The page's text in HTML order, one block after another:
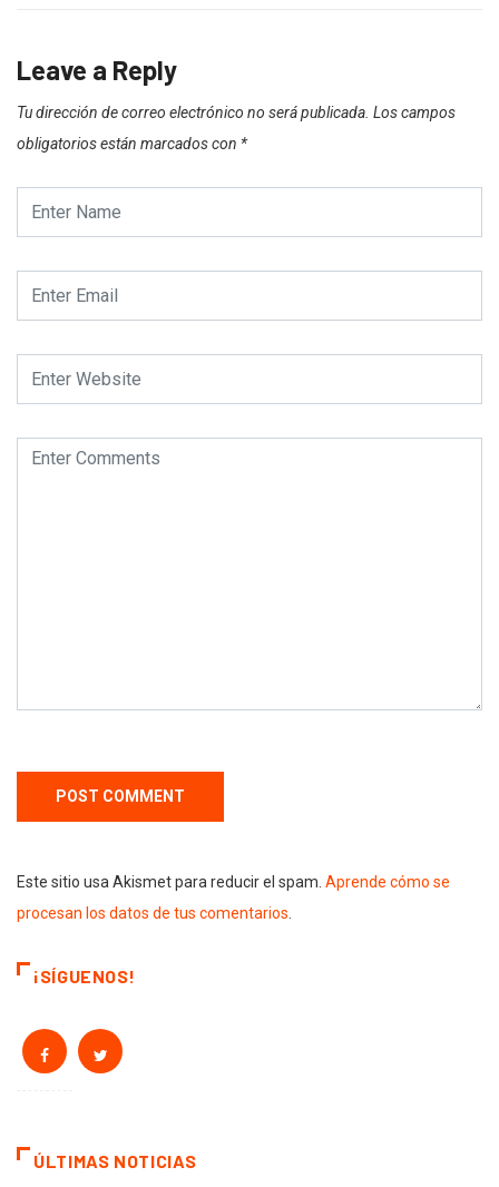
Leave a Reply
Tu dirección de correo electrónico no será publicada. Los campos
obligatorios están marcados con *
Este sitio usa Akismet para reducir el spam. Aprende cómo se
procesan los datos de tus comentarios
¡SÍGUENOS!
ÚLTIMAS NOTICIAS